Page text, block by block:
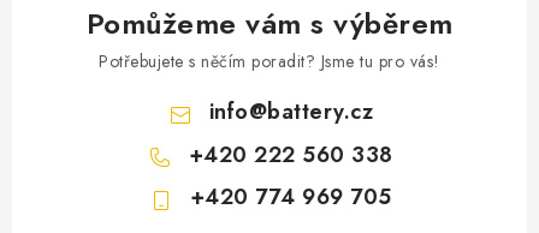
Pomůžeme vám s výběrem
Potřebujete s něčím poradit? Jsme tu pro vás!
info@battery.cz
+420 222 560 338
+420 774 969 705